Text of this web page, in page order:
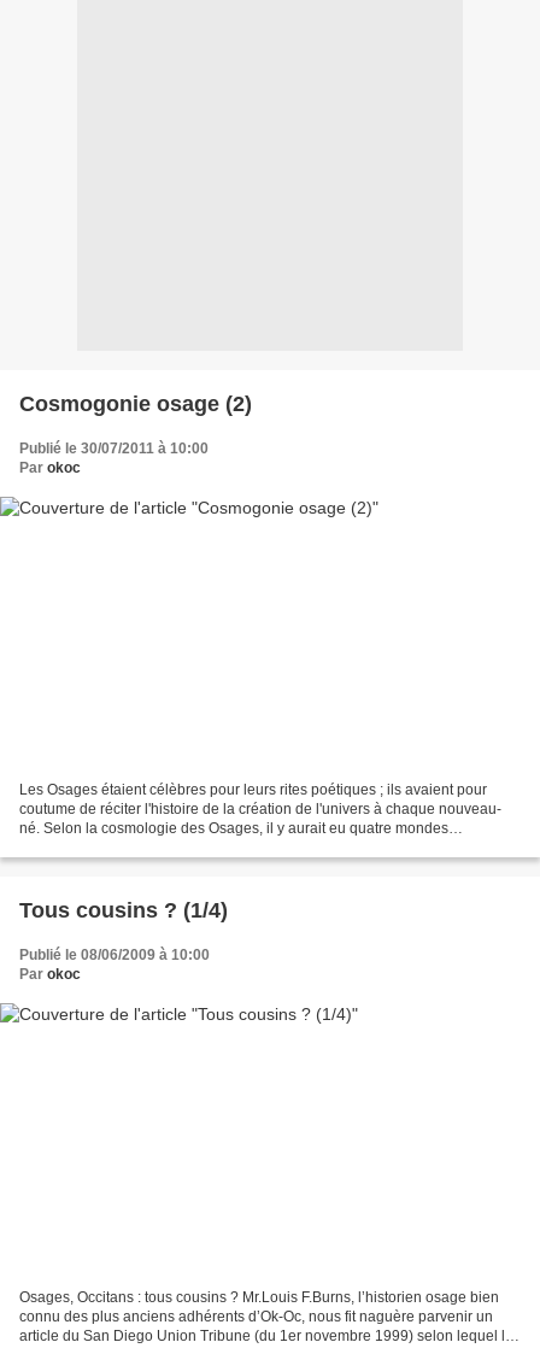
Cosmogonie osage (2)
Publié le 30/07/2011 à 10:00
Par okoc
Les Osages étaient célèbres pour leurs rites poétiques ; ils avaient pour
coutume de réciter l'histoire de la création de l'univers à chaque nouveau-
né. Selon la cosmologie des Osages, il y aurait eu quatre mondes
Tous cousins ? (1/4)
Publié le 08/06/2009 à 10:00
Par okoc
Osages, Occitans : tous cousins ? Mr.Louis F.Burns, l’historien osage bien
connu des plus anciens adhérents d’Ok-Oc, nous fit naguère parvenir un
article du San Diego Union Tribune (du 1er novembre 1999) selon lequel les